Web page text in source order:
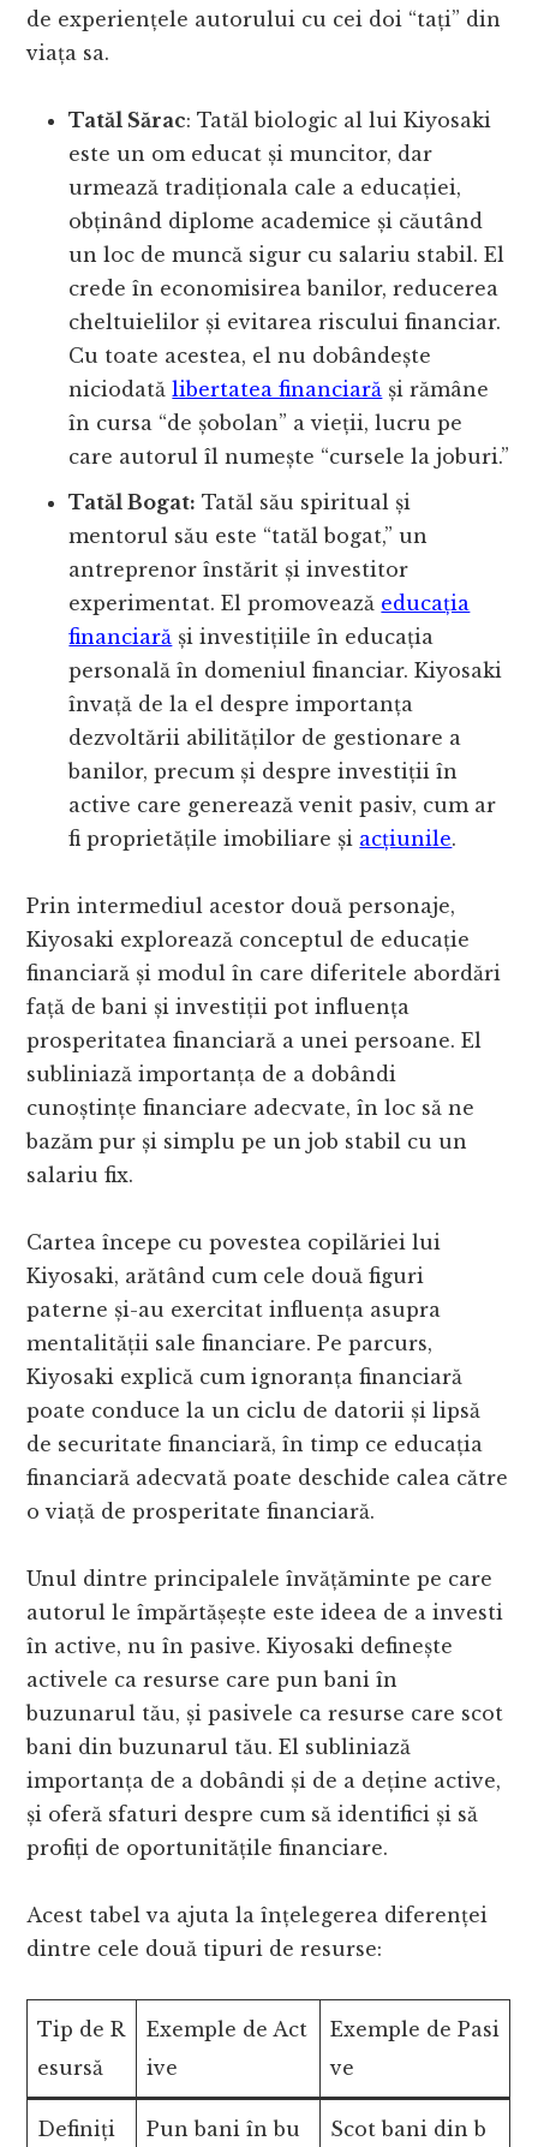
de experiențele autorului cu cei doi “tați” din
viața sa.
Tatăl Sărac: Tatăl biologic al lui Kiyosaki
este un om educat și muncitor, dar
urmează tradiționala cale a educației,
obținând diplome academice și căutând
un loc de muncă sigur cu salariu stabil. El
crede în economisirea banilor, reducerea
cheltuielilor și evitarea riscului financiar.
Cu toate acestea, el nu dobândește
niciodatălibertatea financiară și rămâne
în cursa “de șobolan” a vieții, lucru pe
care autorul îl numește “cursele la joburi.”
Tatăl Bogat: Tatăl său spiritual și
mentorul său este “tatăl bogat,” un
antreprenor înstărit și investitor
experimentat. El promovează educația
financiară și investițiile în educația
personală în domeniul financiar. Kiyosaki
învață de la el despre importanța
dezvoltării abilităților de gestionare a
banilor, precum și despre investiții în
active care generează venit pasiv, cum ar
fi proprietățile imobiliare și acțiunile.
Prin intermediul acestor două personaje,
Kiyosaki explorează conceptul de educație
financiară și modul în care diferitele abordări
față de bani și investiții pot influența
prosperitatea financiară a unei persoane. El
subliniază importanța de a dobândi
cunoștințe financiare adecvate, în loc să ne
bazăm pur și simplu pe un job stabil cu un
salariu fix.
Cartea începe cu povestea copilăriei lui
Kiyosaki, arătând cum cele două figuri
paterne și-au exercitat influența asupra
mentalității sale financiare. Pe parcurs,
Kiyosaki explică cum ignoranța financiară
poate conduce la un ciclu de datorii și lipsă
de securitate financiară, în timp ce educația
financiară adecvată poate deschide calea către
o viață de prosperitate financiară.
Unul dintre principalele învățăminte pe care
autorul le împărtășește este ideea de a investi
în active, nu în pasive. Kiyosaki definește
activele ca resurse care pun bani în
buzunarul tău, și pasivele ca resurse care scot
bani din buzunarul tău. El subliniază
importanța de a dobândi și de a deține active,
și oferă sfaturi despre cum să identifici și să
profiți de oportunitățile financiare.
Acest tabel va ajuta la înțelegerea diferenței
dintre cele două tipuri de resurse:
Tip de R
esursă
Exemple de Act
ive
Exemple de Pasi
ve
Definiți Pun bani în bu Scot bani din b